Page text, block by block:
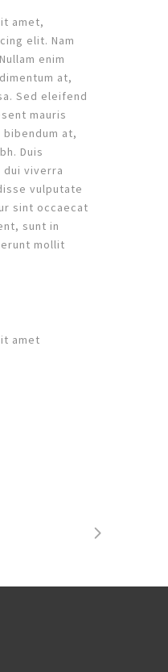
amet,
elit. Nam
enim
at,
Sed eleifend
mauris
at,
Duis
viverra
vulputate
sint occaecat
sunt in
mollit
amet